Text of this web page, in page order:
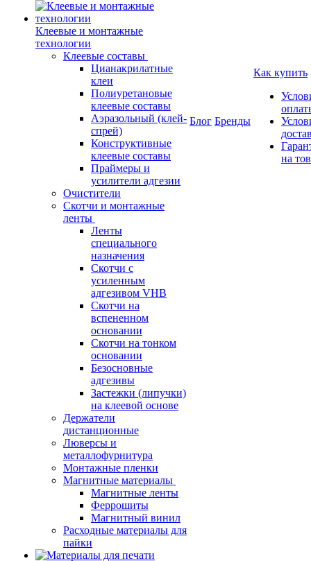
Клеевые и монтажные
технологии
Клеевые составы
Цианакрилатные
клеи
Полиуретановые
клеевые составы
Аэразольный (клей-
спрей)
Конструктивные
клеевые составы
Праймеры и
усилители адгезии
Очистители
Скотчи и монтажные
ленты
Ленты
специального
назначения
Скотчи с
усиленным
адгезивом VHB
Скотчи на
вспененном
основании
Скотчи на тонком
основании
Безосновные
адгезивы
Застежки (липучки)
на клеевой основе
Держатели
дистанционные
Люверсы и
металлофурнитура
Монтажные пленки
Магнитные материалы
Магнитные ленты
Феррошиты
Магнитный винил
Расходные материалы для
пайки
Блог Бренды
Как купить
на